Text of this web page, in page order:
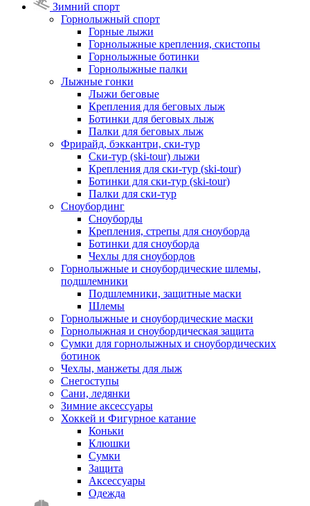
Зимний спорт
Горнолыжный спорт
Горные лыжи
Горнолыжные крепления, скистопы
Горнолыжные ботинки
Горнолыжные палки
Лыжные гонки
Лыжи беговые
Крепления для беговых лыж
Ботинки для беговых лыж
Палки для беговых лыж
Фрирайд, бэккантри, ски-тур
Ски-тур (ski-tour) лыжи
Крепления для ски-тур (ski-tour)
Ботинки для ски-тур (ski-tour)
Палки для ски-тур
Сноубординг
Сноуборды
Крепления, стрепы для сноуборда
Ботинки для сноуборда
Чехлы для сноубордов
Горнолыжные и сноубордические шлемы,
подшлемники
Подшлемники, защитные маски
Шлемы
Горнолыжные и сноубордические маски
Горнолыжная и сноубордическая защита
Сумки для горнолыжных и сноубордических
ботинок
Чехлы, манжеты для лыж
Снегоступы
Сани, ледянки
Зимние аксессуары
Хоккей и Фигурное катание
Коньки
Клюшки
Сумки
Защита
Аксессуары
Одежда